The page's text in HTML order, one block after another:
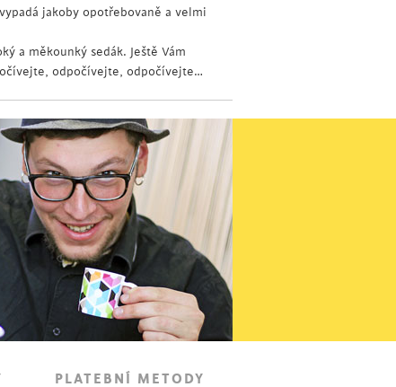
jakoby opotřebovaně a velmi
a měkounký sedák. Ještě Vám
odpočívejte, odpočívejte…
PLATEBNÍ METODY